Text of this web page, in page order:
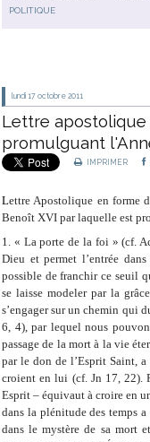
POLITIQUE
lundi 17 octobre 2011
Lettre apostolique
promulguant
IMPRIMER
Lettre Apostolique en forme
Benoît XVI par laquelle est
1. « La porte de la foi » (cf.
Dieu et permet l’entrée
possible de franchir ce seuil
se laisse modeler par la
s’engager sur un chemin qui
6, 4), par lequel nous
passage de la mort à la vie
par le don de l’Esprit Saint,
croient en lui (cf. Jn 17, 22).
Esprit – équivaut à croire en
dans la plénitude des temps
dans le mystère de sa mort